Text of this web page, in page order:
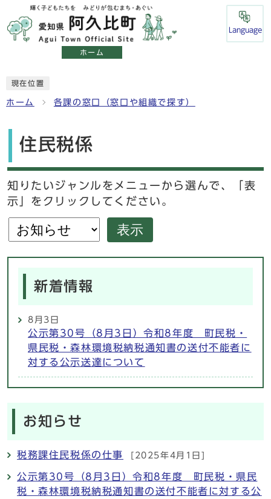
ホーム
Language
現在位置
ホーム 各課の窓口（窓口や組織で探す）
住民税係
知りたいジャンルをメニューから選んで、「表
示」をクリックしてください。
表示
新着情報
8月3日
公示第30号（8月3日）令和8年度 町民税・
県民税・森林環境税納税通知書の送付不能者に
対する公示送達について
お知らせ
税務課住民税係の仕事 [2025年4月1日]
公示第30号（8月3日）令和8年度 町民税・県民
税・森林環境税納税通知書の送付不能者に対する公